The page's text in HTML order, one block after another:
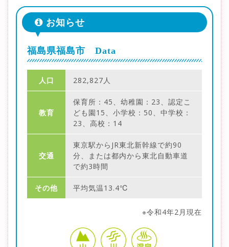
お知らせ
福島県福島市 Data
人口 282,827人
教育
保育所：45、幼稚園：23、認定こ
ども園15、小学校：50、中学校：
23、高校：14
交通
東京駅からJR東北新幹線で約90
分、または都内から東北自動車道
で約3時間
その他 平均気温13.4℃
※令和4年2月現在